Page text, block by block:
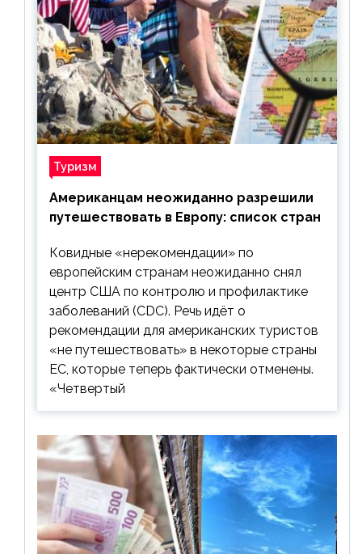
Туризм
Американцам неожиданно разрешили
путешествовать в Европу: список стран
Ковидные «нерекомендации» по
европейским странам неожиданно снял
центр США по контролю и профилактике
заболеваний (CDC). Речь идёт о
рекомендации для американских туристов
«не путешествовать» в некоторые страны
ЕС, которые теперь фактически отменены.
«Четвертый